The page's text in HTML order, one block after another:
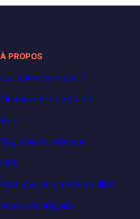
À PROPOS
Qui sommes-nous ?
Financements et tarifs
Avis
Règlement intérieur
FAQ
Politique de confidentialité
Mentions légales